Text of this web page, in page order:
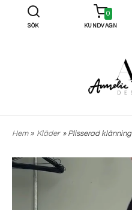
SÖK
0
KUNDVAGN
Hem» Kläder » Plisserad